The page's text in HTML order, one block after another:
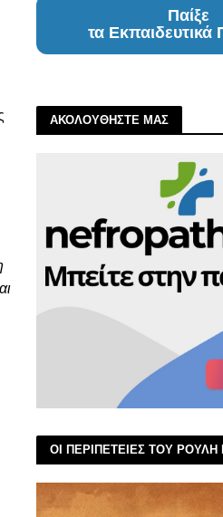
Παίξε
τα Εκπαιδευτικά
ΑΚΟΛΟΥΘΗΣΤΕ ΜΑΣ
ΟΙ ΠΕΡΙΠΕΤΕΙΕΣ ΤΟΥ